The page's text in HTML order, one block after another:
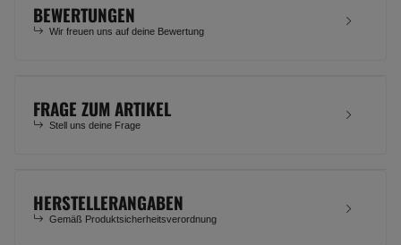
BEWERTUNGEN
Wir freuen uns auf deine Bewertung
FRAGE ZUM ARTIKEL
Stell uns deine Frage
HERSTELLERANGABEN
Gemäß Produktsicherheitsverordnung